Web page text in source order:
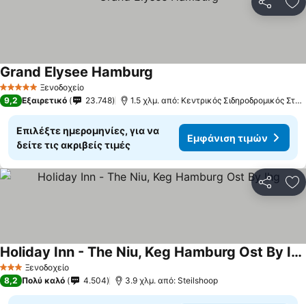
5 Αστέρια Ξενοδοχείο
Grand Elysee Hamburg
9,2 Εξαιρετικό 23.748 1.5 χλμ. από: Κεντρικός Σιδηροδρομικός
Επιλέξτε ημερομηνίες, για να
δείτε τις ακριβείς τιμές
Εμφάνιση τιμών
3 ΑστέριαΞενοδοχείο
Holiday Inn - The Niu, Keg Hamburg Ost By Ihg
Εμφάνιση τιμών
8,2 Πολύ καλό 4.504 3.9 χλμ. από: Steilshoop